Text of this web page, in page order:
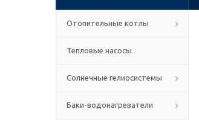
Отопительные котлы
Тепловые насосы
Солнечные гелиосистемы
Баки-водонагреватели